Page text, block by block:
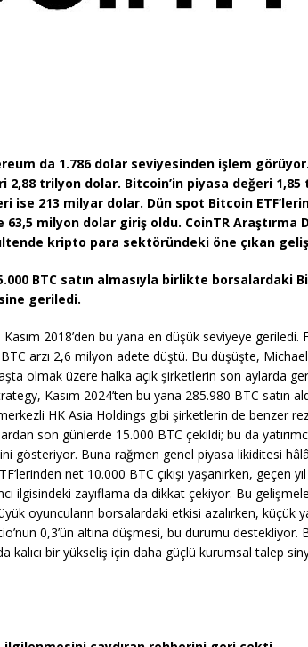
da 1.786 dolar seviyesinden işlem
2,88 trilyon dolar. Bitcoin’in piyasa değeri
ise 213 milyar dolar. Dün spot Bitcoin
63,5 milyon dolar giriş oldu. CoinTR Araştırma
kripto para sektöründeki öne çıkan
BTC satın almasıyla birlikte borsalardaki
geriledi.
2018’den bu yana en düşük seviyeye geriledi.
arzı 2,6 milyon adete düştü. Bu düşüşte,
olmak üzere halka açık şirketlerin son aylarda
Kasım 2024’ten bu yana 285.980 BTC satın
HK Asia Holdings gibi şirketlerin de benzer
son günlerde 15.000 BTC çekildi; bu da
gösteriyor. Buna rağmen genel piyasa likiditesi
net 10.000 BTC çıkışı yaşanırken, geçen
ilgisindeki zayıflama da dikkat çekiyor. Bu
oyuncuların borsalardaki etkisi azalırken, küçük
0,3’ün altına düşmesi, bu durumu destekliyor.
kalıcı bir yükseliş için daha güçlü kurumsal talep